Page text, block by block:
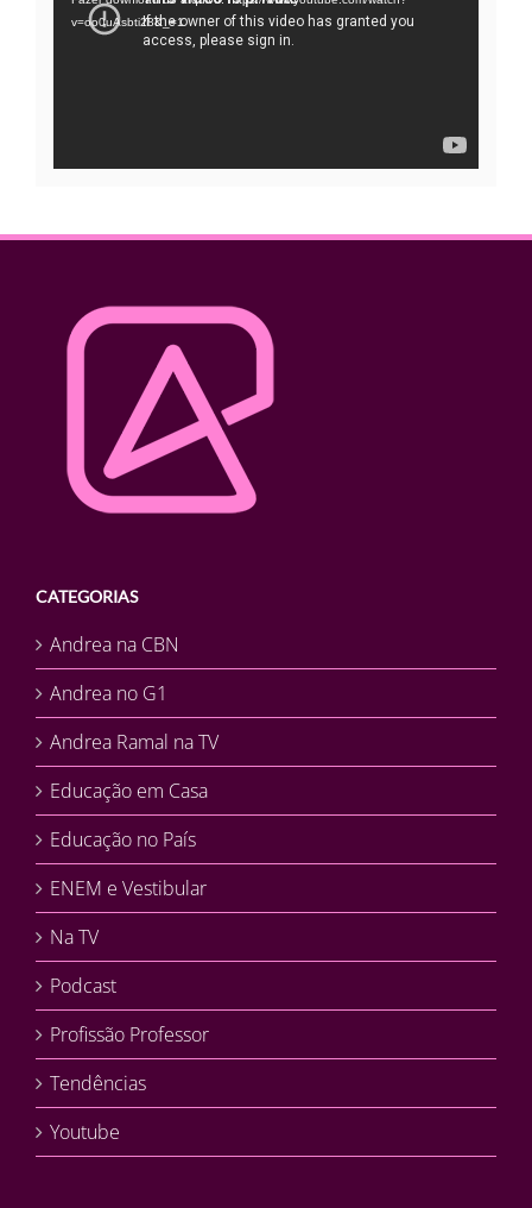
vídeo
v=oo0uAsbti28&_=1
CATEGORIAS
Andrea na CBN
Andrea no G1
Andrea Ramal na TV
Educação em Casa
Educação no País
ENEM e Vestibular
Na TV
Podcast
Profissão Professor
Tendências
Youtube